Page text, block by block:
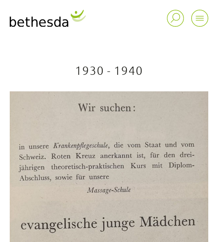
1930 - 1940